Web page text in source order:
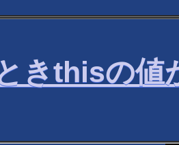
きthisの値